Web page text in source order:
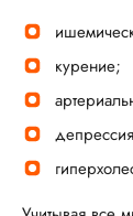
курение;